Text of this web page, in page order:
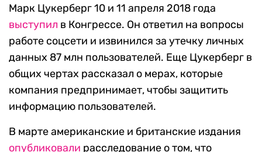
Марк Цукерберг 10 и 11 апреля 2018 года
выступил в Конгрессе. Он ответил на вопросы
работе соцсети и извинился за утечку личных
данных 87 млн пользователей. Еще Цукерберг в
общих чертах рассказал о мерах, которые
компания предпринимает, чтобы защитить
информацию пользователей.
В марте американские и британские издания
опубликовали расследование о том, что